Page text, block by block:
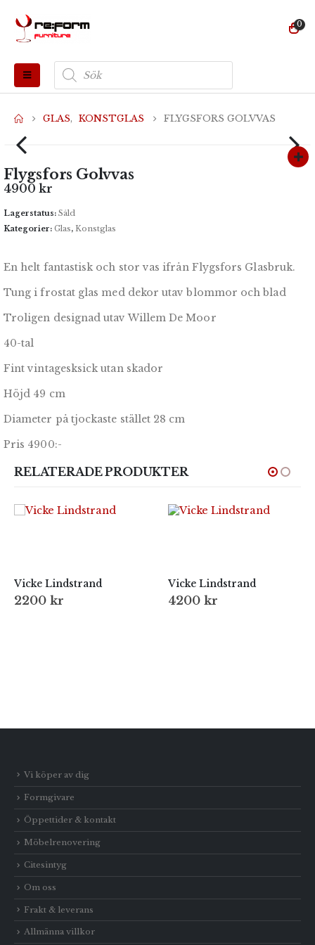
0
Produktsökning
GLAS, KONSTGLAS FLYGSFORS GOLVVAS
Flygsfors Golvvas
4900 kr
Lagerstatus: Såld
Kategorier: Glas, Konstglas
En helt fantastisk och stor vas ifrån Flygsfors Glasbruk.
Tung i frostat glas med dekor utav blommor och blad
Troligen designad utav Willem De Moor
40-tal
Fint vintagesksick utan skador
Höjd 49 cm
Diameter på tjockaste stället 28 cm
Pris 4900:-
RELATERADE PRODUKTER
Vicke Lindstrand
2200 kr
Vicke Lindstrand
4200 kr
Vi köper av dig
Formgivare
Öppettider & kontakt
Möbelrenovering
Citesintyg
Om oss
Frakt & leverans
Allmänna villkor